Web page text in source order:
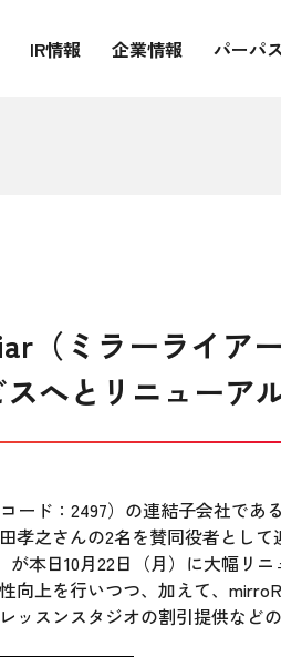
IR情報 企業情報 パーパ
（ミラーライア
へとリニューア
ード：2497）の連結子会社であ
孝之さんの2名を賛同役者として
本日10月22日（月）に大幅リ
向上を行いつつ、加えて、
ッスンスタジオの割引提供など